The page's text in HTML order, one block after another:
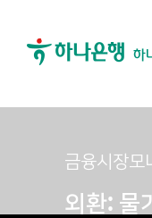
금융시장모
외환: 물